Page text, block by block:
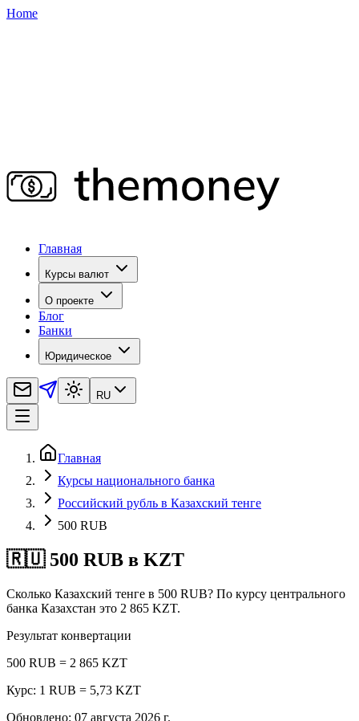
Home
Главная
Курсы валют
О проекте
Блог
Банки
Юридическое
RU
Главная
Курсы национального банка
Российский рубль в Казахский тенге
500 RUB
🇷🇺 500 RUB в KZT
Сколько Казахский тенге в 500 RUB? По курсу центрального
банка Казахстан это 2 865 KZT.
Результат конвертации
500 RUB = 2 865 KZT
Курс: 1 RUB = 5,73 KZT
Обновлено: 07 августа 2026 г.